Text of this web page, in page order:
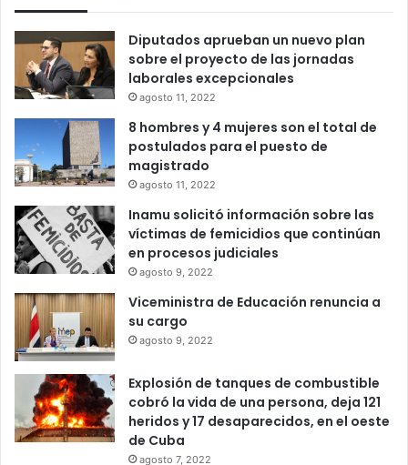
Diputados aprueban un nuevo plan
sobre el proyecto de las jornadas
laborales excepcionales
agosto 11, 2022
8 hombres y 4 mujeres son el total de
postulados para el puesto de
magistrado
agosto 11, 2022
Inamu solicitó información sobre las
víctimas de femicidios que continúan
en procesos judiciales
agosto 9, 2022
Viceministra de Educación renuncia a
su cargo
agosto 9, 2022
Explosión de tanques de combustible
cobró la vida de una persona, deja 121
heridos y 17 desaparecidos, en el oeste
de Cuba
agosto 7, 2022